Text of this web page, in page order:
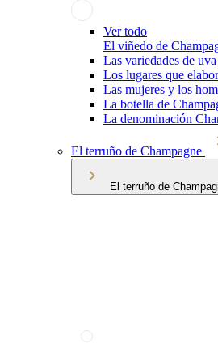
Ver todo
El viñedo de
Las variedades de uva
Los lugares que
Las mujeres y los
La botella de
La denominación
El terruño de Champagne
El terruño de